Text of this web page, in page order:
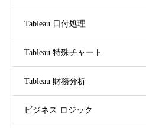
Tableau 日付処理
Tableau 特殊チャート
Tableau 財務分析
ビジネス ロジック